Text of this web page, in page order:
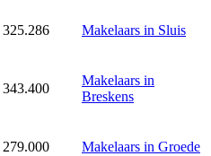
325.286 Makelaars in Sluis
343.400
Makelaars in
Breskens
279.000 Makelaars in Groede